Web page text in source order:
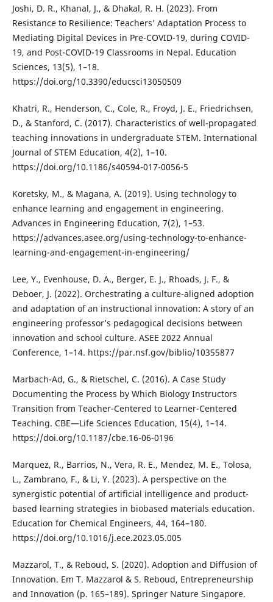
Joshi, D. R., Khanal, J., & Dhakal, R. H. (2023). From
Resistance to Resilience: Teachers’ Adaptation Process to
Mediating Digital Devices in Pre-COVID-19, during COVID-
19, and Post-COVID-19 Classrooms in Nepal. Education
Sciences, 13(5), 1–18.
https://doi.org/10.3390/educsci13050509
Khatri, R., Henderson, C., Cole, R., Froyd, J. E., Friedrichsen,
D., & Stanford, C. (2017). Characteristics of well-propagated
teaching innovations in undergraduate STEM. International
Journal of STEM Education, 4(2), 1–10.
https://doi.org/10.1186/s40594-017-0056-5
Koretsky, M., & Magana, A. (2019). Using technology to
enhance learning and engagement in engineering.
Advances in Engineering Education, 7(2), 1–53.
https://advances.asee.org/using-technology-to-enhance-
learning-and-engagement-in-engineering/
Lee, Y., Evenhouse, D. A., Berger, E. J., Rhoads, J. F., &
Deboer, J. (2022). Orchestrating a culture-aligned adoption
and adaptation of an instructional innovation: A story of an
engineering professor’s pedagogical decisions between
innovation and school culture. ASEE 2022 Annual
Conference, 1–14. https://par.nsf.gov/biblio/10355877
Marbach-Ad, G., & Rietschel, C. (2016). A Case Study
Documenting the Process by Which Biology Instructors
Transition from Teacher-Centered to Learner-Centered
Teaching. CBE—Life Sciences Education, 15(4), 1–14.
https://doi.org/10.1187/cbe.16-06-0196
Marquez, R., Barrios, N., Vera, R. E., Mendez, M. E., Tolosa,
L., Zambrano, F., & Li, Y. (2023). A perspective on the
synergistic potential of artificial intelligence and product-
based learning strategies in biobased materials education.
Education for Chemical Engineers, 44, 164–180.
https://doi.org/10.1016/j.ece.2023.05.005
Mazzarol, T., & Reboud, S. (2020). Adoption and Diffusion of
Innovation. Em T. Mazzarol & S. Reboud, Entrepreneurship
and Innovation (p. 165–189). Springer Nature Singapore.